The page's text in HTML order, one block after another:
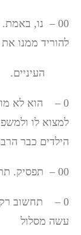
00 – נו,
להוריד ממנו את
העיניים.
0 – הוא לא
למצוא לו
הילדים כבר
00 – תפסיק. תתמקד.
0 – תחשוב רק
עשה מסלול